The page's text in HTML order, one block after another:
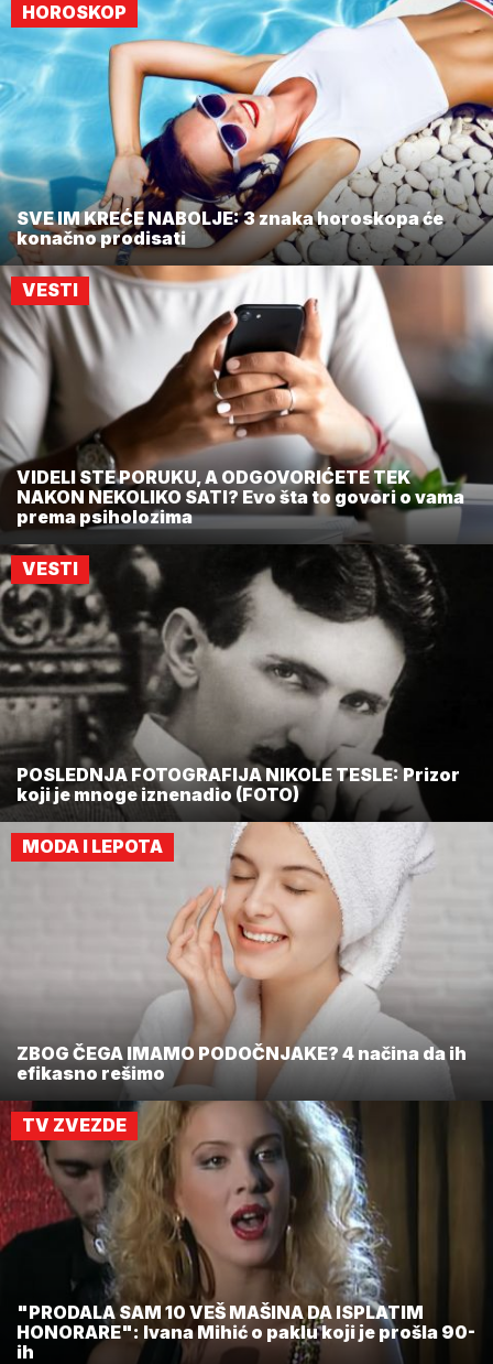
HOROSKOP
SVE IM KREĆE NABOLJE: 3 znaka horoskopa će
konačno prodisati
VESTI
VIDELI STE PORUKU, A ODGOVORIĆETE TEK
NAKON NEKOLIKO SATI? Evo šta to govori o vama
prema psiholozima
VESTI
POSLEDNJA FOTOGRAFIJA NIKOLE TESLE: Prizor
koji je mnoge iznenadio (FOTO)
MODA I LEPOTA
ZBOG ČEGA IMAMO PODOČNJAKE? 4 načina da ih
efikasno rešimo
TV ZVEZDE
"PRODALA SAM 10 VEŠ MAŠINA DA ISPLATIM
HONORARE": Ivana Mihić o paklu koji je prošla 90-
ih